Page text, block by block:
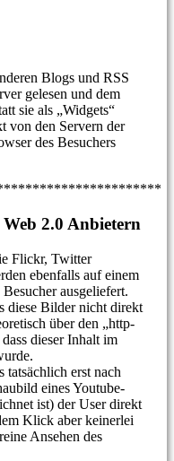
Blogs und RSS
gelesen und dem
sie als „Widgets“
von den Servern der
des Besuchers
2.0 Anbietern
Flickr, Twitter
ebenfalls auf einem
ausgeliefert.
diese Bilder nicht direkt
über den „http-
dieser Inhalt im
tatsächlich erst nach
eines Youtube-
ist) der User direkt
Klick aber keinerlei
Ansehen des